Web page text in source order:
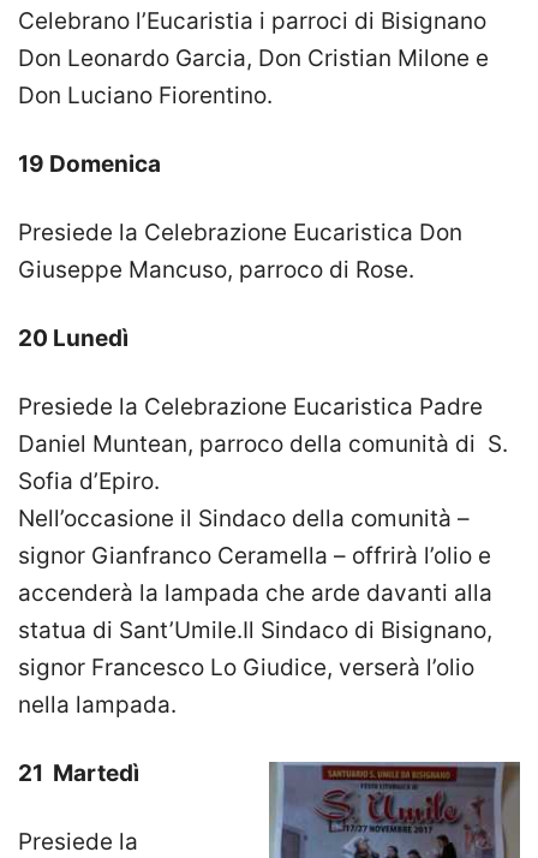
Celebrano l’Eucaristia i parroci di Bisignano
Don Leonardo Garcia, Don Cristian Milone e
Don Luciano Fiorentino.
19 Domenica
Presiede la Celebrazione Eucaristica Don
Giuseppe Mancuso, parroco di Rose.
20 Lunedì
Presiede la Celebrazione Eucaristica Padre
Daniel Muntean, parroco della comunità di S.
Sofia d’Epiro.
Nell’occasione il Sindaco della comunità –
signor Gianfranco Ceramella – offrirà l’olio e
accenderà la lampada che arde davanti alla
statua di Sant’Umile.Il Sindaco di Bisignano,
signor Francesco Lo Giudice, verserà l’olio
nella lampada.
21 Martedì
Presiede la